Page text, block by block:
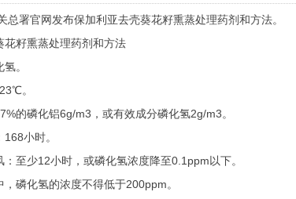
署官网发布保加利亚去壳葵花籽熏蒸处理药剂和方法。
籽熏蒸处理药剂和方法
。
。
磷化铝6g/m3，或有效成分磷化氢2g/m3。
小时。
少12小时，或磷化氢浓度降至0.1ppm以下。
化氢的浓度不得低于200ppm。